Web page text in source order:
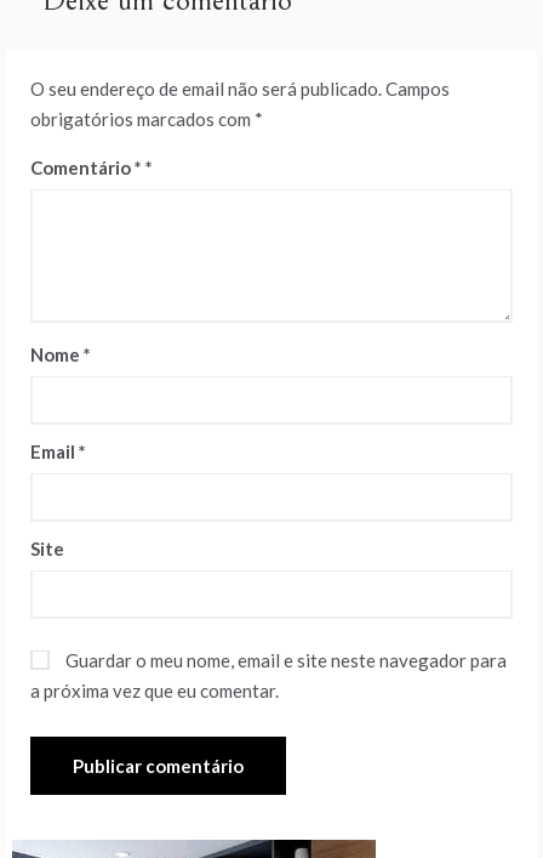
O seu endereço de email não será publicado.Campos
obrigatórios marcados com *
Comentário*
Nome *
Email *
Site
Guardar o meu nome, email e site neste navegador para
a próxima vez que eu comentar.